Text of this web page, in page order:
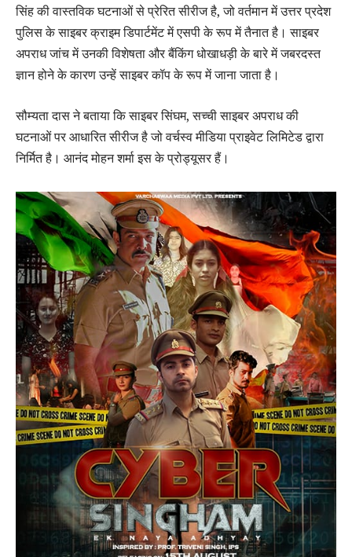
सिंह की वास्तविक घटनाओं से प्रेरित सीरीज है, जो वर्तमान में उत्तर प्रदेश
पुलिस के साइबर क्राइम डिपार्टमेंट में एसपी के रूप में तैनात है। साइबर
अपराध जांच में उनकी विशेषता और बैंकिंग धोखाधड़ी के बारे में जबरदस्त
ज्ञान होने के कारण उन्हें साइबर कॉप के रूप में जाना जाता है।
सौम्यता दास ने बताया कि साइबर सिंघम, सच्ची साइबर अपराध की
घटनाओं पर आधारित सीरीज है जो वर्चस्व मीडिया प्राइवेट लिमिटेड द्वारा
निर्मित है। आनंद मोहन शर्मा इस के प्रोड्यूसर हैं।